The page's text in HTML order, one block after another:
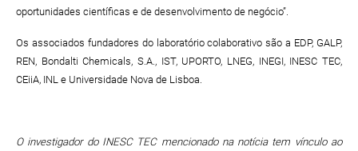
oportunidades científicas e de desenvolvimento de negócio”.
Os associados fundadores do laboratório colaborativo são a EDP, GALP,
REN, Bondalti Chemicals, S.A., IST, UPORTO, LNEG, INEGI, INESC TEC,
CEiiA, INL e Universidade Nova de Lisboa.
O investigador do INESC TEC mencionado na notícia tem vínculo ao